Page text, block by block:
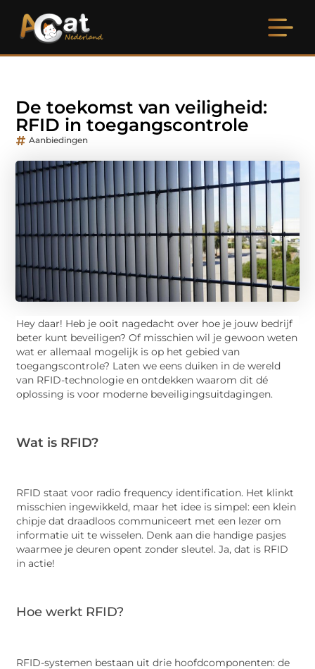
De toekomst van veiligheid:
RFID in toegangscontrole
Aanbiedingen
Hey daar! Heb je ooit nagedacht over hoe je jouw bedrijf
beter kunt beveiligen? Of misschien wil je gewoon weten
wat er allemaal mogelijk is op het gebied van
toegangscontrole? Laten we eens duiken in de wereld
van RFID-technologie en ontdekken waarom dit dé
oplossing is voor moderne beveiligingsuitdagingen.
Wat is RFID?
RFID staat voor radio frequency identification. Het klinkt
misschien ingewikkeld, maar het idee is simpel: een klein
chipje dat draadloos communiceert met een lezer om
informatie uit te wisselen. Denk aan die handige pasjes
waarmee je deuren opent zonder sleutel. Ja, dat is RFID
in actie!
Hoe werkt RFID?
RFID-systemen bestaan uit drie hoofdcomponenten: de